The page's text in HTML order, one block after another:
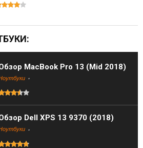
MacBook Pro 13 (Mid 2018)
Dell XPS 13 9370 (2018)